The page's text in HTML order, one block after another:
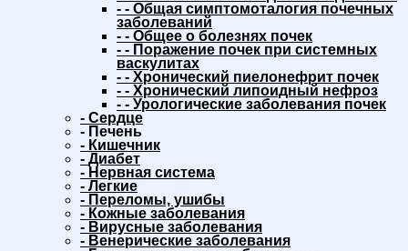
- - Общая симптомоталогия почечных
заболеваний
- - Общее о болезнях почек
- - Поражение почек при системных
васкулитах
- - Хронический пиелонефрит почек
- - Хронический липоидный нефроз
- - Урологические заболевания почек
- Сердце
- Печень
- Кишечник
- Диабет
- Нервная система
- Легкие
- Переломы, ушибы
- Кожные заболевания
- Вирусные заболевания
- Венерические заболевания